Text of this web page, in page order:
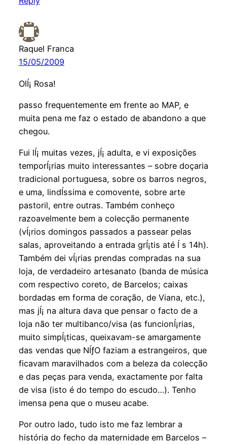
Raquel Franca
15/05/2009
OlÍ¡ Rosa!
passo frequentemente em frente ao MAP, e
muita pena me faz o estado de abandono a que
chegou.
Fui lÍ¡ muitas vezes, jÍ¡ adulta, e vi exposições
temporÍ¡rias muito interessantes – sobre doçaria
tradicional portuguesa, sobre os barros negros,
e uma, lindÍ­ssima e comovente, sobre arte
pastoril, entre outras. Também conheço
razoavelmente bem a colecção permanente
(vÍ¡rios domingos passados a passear pelas
salas, aproveitando a entrada grÍ¡tis até Í s 14h).
Também dei vÍ¡rias prendas compradas na sua
loja, de verdadeiro artesanato (banda de música
com respectivo coreto, de Barcelos; caixas
bordadas em forma de coração, de Viana, etc.),
mas jÍ¡ na altura dava que pensar o facto de a
loja não ter multibanco/visa (as funcionÍ¡rias,
muito simpÍ¡ticas, queixavam-se amargamente
das vendas que NÍƒO faziam a estrangeiros, que
ficavam maravilhados com a beleza da colecção
e das peças para venda, exactamente por falta
de visa (isto é do tempo do escudo…). Tenho
imensa pena que o museu acabe.
Por outro lado, tudo isto me faz lembrar a
história do fecho da maternidade em Barcelos –